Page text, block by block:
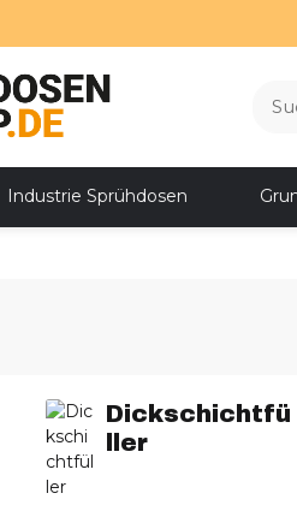
Industrie Sprühdosen
Dickschichtfü
ller